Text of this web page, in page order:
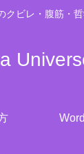
ビレ・腹筋